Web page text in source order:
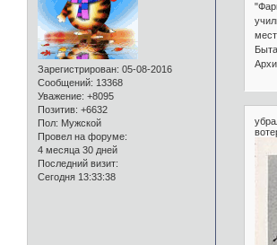
Зарегистрирован: 05-08-2016
Сообщений: 13368
Уважение: +8095
Позитив: +6632
Пол: Мужской
Провел на форуме:
4 месяца 30 дней
Последний визит:
Сегодня 13:33:38